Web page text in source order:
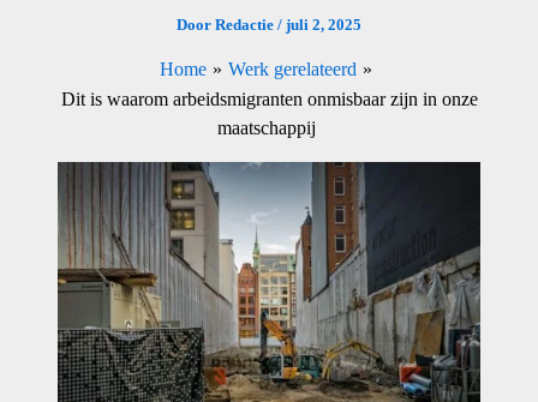
Door Redactie / juli 2, 2025
Home
Werk gerelateerd
Dit is waarom arbeidsmigranten onmisbaar zijn in onze
maatschappij